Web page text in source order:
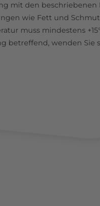
mit den beschriebenen
wie Fett und
muss mindestens
betreffend, wenden Sie